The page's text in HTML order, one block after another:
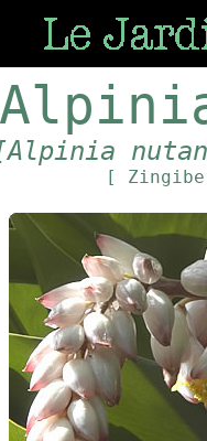
[